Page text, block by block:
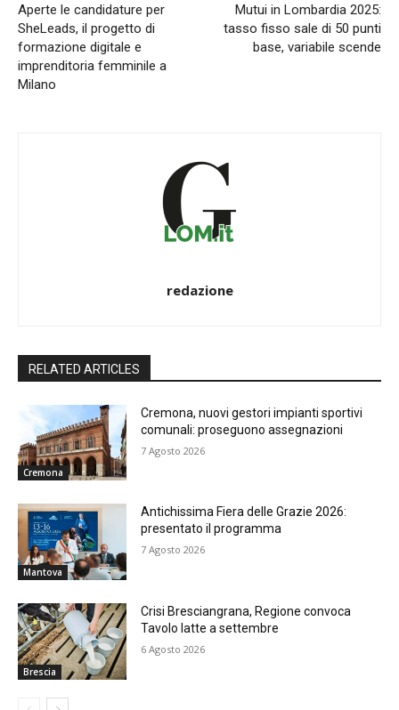
Aperte le candidature per
SheLeads, il progetto di
formazione digitale e
imprenditoria femminile a
Milano
Mutui in Lombardia 2025:
tasso fisso sale di 50 punti
base, variabile scende
redazione
RELATED ARTICLES
Cremona
Cremona, nuovi gestori impianti sportivi
comunali: proseguono assegnazioni
7 Agosto 2026
Mantova
Antichissima Fiera delle Grazie 2026:
presentato il programma
7 Agosto 2026
Brescia
Crisi Bresciangrana, Regione convoca
Tavolo latte a settembre
6 Agosto 2026